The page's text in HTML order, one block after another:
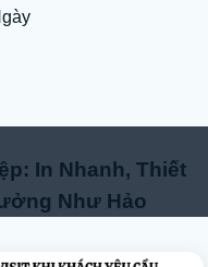
In Nhanh, Thiết
Như Hảo